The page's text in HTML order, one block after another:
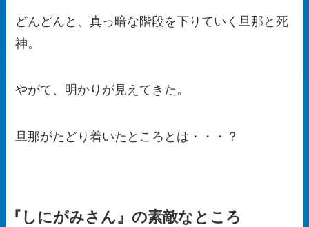
どんどんと、真っ暗な階段を下りていく旦那と死
神。
やがて、明かりが見えてきた。
旦那がたどり着いたところとは・・・？
『しにがみさん』の素敵なところ